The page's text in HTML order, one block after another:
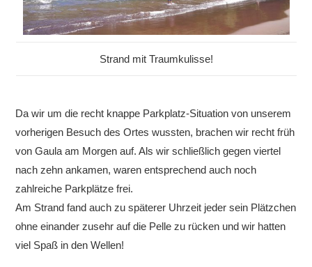
Strand mit Traumkulisse!
Da wir um die recht knappe Parkplatz-Situation von unserem
vorherigen Besuch des Ortes wussten, brachen wir recht früh
von Gaula am Morgen auf. Als wir schließlich gegen viertel
nach zehn ankamen, waren entsprechend auch noch
zahlreiche Parkplätze frei.
Am Strand fand auch zu späterer Uhrzeit jeder sein Plätzchen
ohne einander zusehr auf die Pelle zu rücken und wir hatten
viel Spaß in den Wellen!